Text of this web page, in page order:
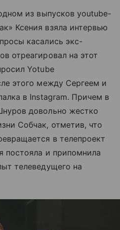
из выпусков youtube-
Ксения взяла интервью
касались экс-
отреагировал на этот
Yotube
этого между Сергеем и
в Instagram. Причем в
довольно жестко
Собчак, отметив, что
в телепроект
постояла и припомнила
телеведущего на